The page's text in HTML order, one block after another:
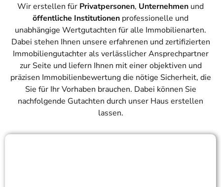
Wir erstellen für Privatpersonen, Unternehmen und
öffentliche Institutionen professionelle und
unabhängige Wertgutachten für alle Immobilienarten.
Dabei stehen Ihnen unsere erfahrenen und zertifizierten
Immobiliengutachter als verlässlicher Ansprechpartner
zur Seite und liefern Ihnen mit einer objektiven und
präzisen Immobilienbewertung die nötige Sicherheit, die
Sie für Ihr Vorhaben brauchen. Dabei können Sie
nachfolgende Gutachten durch unser Haus erstellen
lassen.